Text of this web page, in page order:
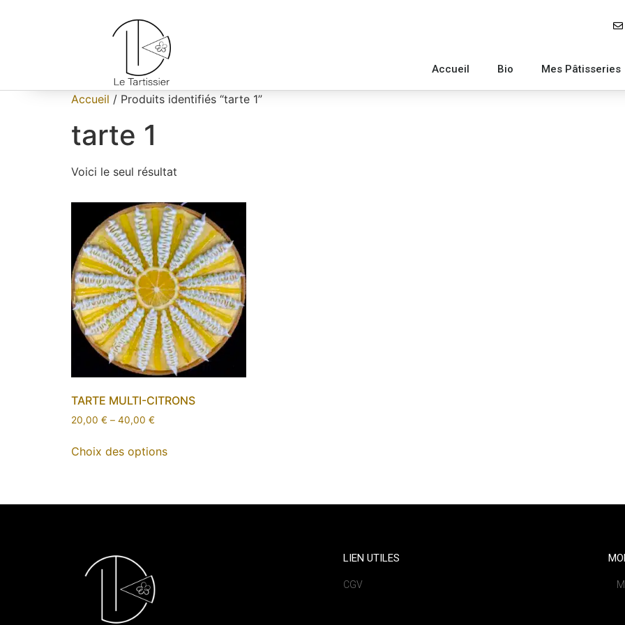
Accueil Bio Mes Pâtisseries
Accueil / Produits identifiés “tarte 1”
tarte 1
Voici le seul résultat
TARTE MULTI-CITRONS
20,00 € – 40,00 €
Choix des options
LIEN UTILES
CGV